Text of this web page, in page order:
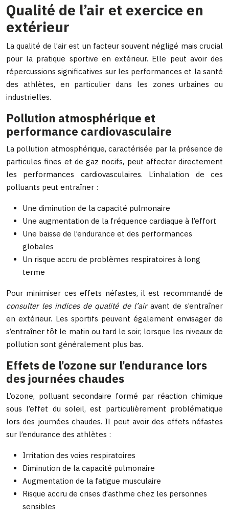
Qualité de l’air et exercice en
extérieur
La qualité de l’air est un facteur souvent négligé mais crucial
pour la pratique sportive en extérieur. Elle peut avoir des
répercussions significatives sur les performances et la santé
des athlètes, en particulier dans les zones urbaines ou
industrielles.
Pollution atmosphérique et
performance cardiovasculaire
La pollution atmosphérique, caractérisée par la présence de
particules fines et de gaz nocifs, peut affecter directement
les performances cardiovasculaires. L’inhalation de ces
polluants peut entraîner :
Une diminution de la capacité pulmonaire
Une augmentation de la fréquence cardiaque à l’effort
Une baisse de l’endurance et des performances
globales
Un risque accru de problèmes respiratoires à long
terme
Pour minimiser ces effets néfastes, il est recommandé de
consulter les indices de qualité de l’air avant de s’entraîner
en extérieur. Les sportifs peuvent également envisager de
s’entraîner tôt le matin ou tard le soir, lorsque les niveaux de
pollution sont généralement plus bas.
Effets de l’ozone sur l’endurance lors
des journées chaudes
L’ozone, polluant secondaire formé par réaction chimique
sous l’effet du soleil, est particulièrement problématique
lors des journées chaudes. Il peut avoir des effets néfastes
sur l’endurance des athlètes :
Irritation des voies respiratoires
Diminution de la capacité pulmonaire
Augmentation de la fatigue musculaire
Risque accru de crises d’asthme chez les personnes
sensibles